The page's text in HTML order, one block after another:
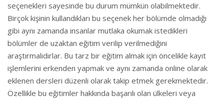
seçenekleri sayesinde bu durum mümkün olabilmektedir.
Birçok kişinin kullandıkları bu seçenek her bölümde olmadığı
gibi aynı zamanda insanlar mutlaka okumak istedikleri
bölümler de uzaktan eğitim verilip verilmediğini
araştırmalıdırlar. Bu tarz bir eğitim almak için öncelikle kayıt
işlemlerini erkenden yapmak ve aynı zamanda online olarak
eklenen dersleri düzenli olarak takip etmek gerekmektedir.
Özellikle bu eğitimler hakkında başarılı olan ülkeleri veya